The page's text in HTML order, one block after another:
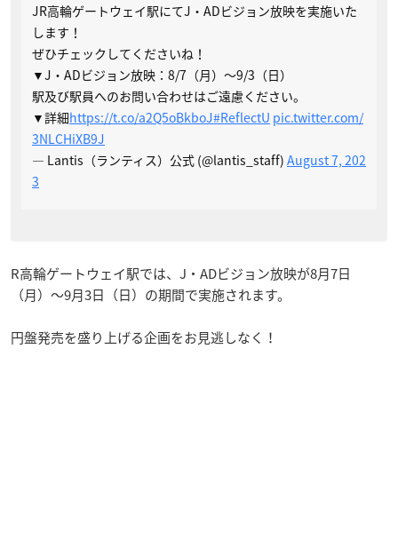
JR高輪ゲートウェイ駅にてJ・ADビジョン放映を実施いた
します！
ぜひチェックしてくださいね！
▼J・ADビジョン放映：8/7（月）～9/3（日）
駅及び駅員へのお問い合わせはご遠慮ください。
▼詳細https://t.co/a2Q5oBkboJ#ReflectU pic.twitter.com/
3NLCHiXB9J
— Lantis（ランティス）公式 (@lantis_staff) August 7, 202
3
R高輪ゲートウェイ駅では、J・ADビジョン放映が8月7日
（月）～9月3日（日）の期間で実施されます。
円盤発売を盛り上げる企画をお見逃しなく！